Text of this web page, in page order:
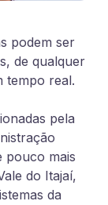
podem ser
de qualquer
tempo real.
pela
pouco mais
do Itajaí,
da